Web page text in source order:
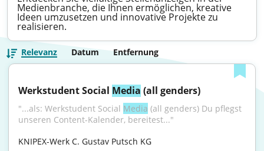
Medienbranche, die Ihnen ermöglichen, kreative
Ideen umzusetzen und innovative Projekte zu
realisieren.
Relevanz Datum Entfernung
Werkstudent Social Media (all genders)
"...als: Werkstudent Social Media (all genders) Du pflegst
unseren Content-Kalender, bereitest..."
KNIPEX-Werk C. Gustav Putsch KG